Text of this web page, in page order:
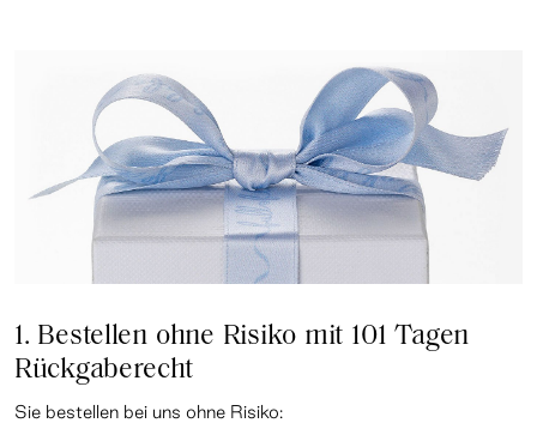
1. Bestellen ohne Risiko mit 101 Tagen
Rückgaberecht
Sie bestellen bei uns ohne Risiko: